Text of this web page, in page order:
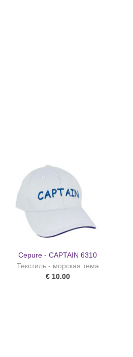
Cepure - CAPTAIN 6310
Текстиль - морская тема
€ 10.00